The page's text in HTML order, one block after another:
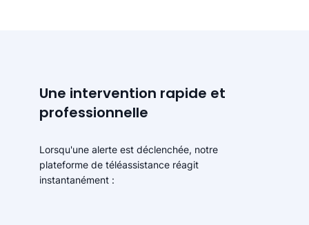
Une intervention rapide et
professionnelle
Lorsqu'une alerte est déclenchée, notre
plateforme de téléassistance réagit
instantanément :